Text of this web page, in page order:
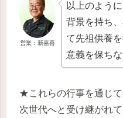
営業：新嘉喜
以上のよう
背景を持ち
て先祖供養
意義を保ち
★これらの行事を通じ
次世代へと受け継がれ